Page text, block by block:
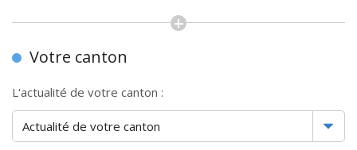
Votre canton
L'actualité de votre canton :